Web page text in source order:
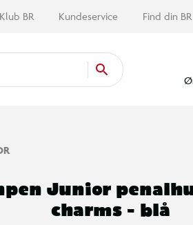
Klub BR Kundeservice Find din BR
Junior
charms - blå